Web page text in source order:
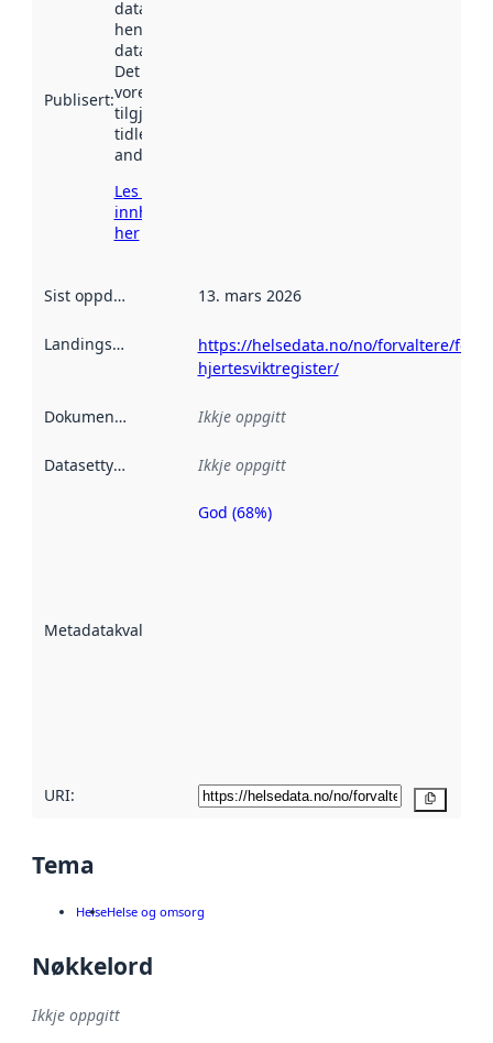
Publisert:
datasettet vart
henta inn av
data.norge.no.
Det kan ha
vore
tilgjengeleg
tidlegare
andre stader.
Les meir om
innhenting
her
Sist oppdatert 13. mars 2026
Landingsside
https://helsedata.no/no/forvaltere/
hjertesviktregister/
Dokumentasjon Ikkje oppgitt
Datasettype Ikkje oppgitt
Metadatakvalitet
Metadatakvalitet
God (68%)
URI:
Tema
HelseHelse og omsorg
Nøkkelord
Ikkje oppgitt